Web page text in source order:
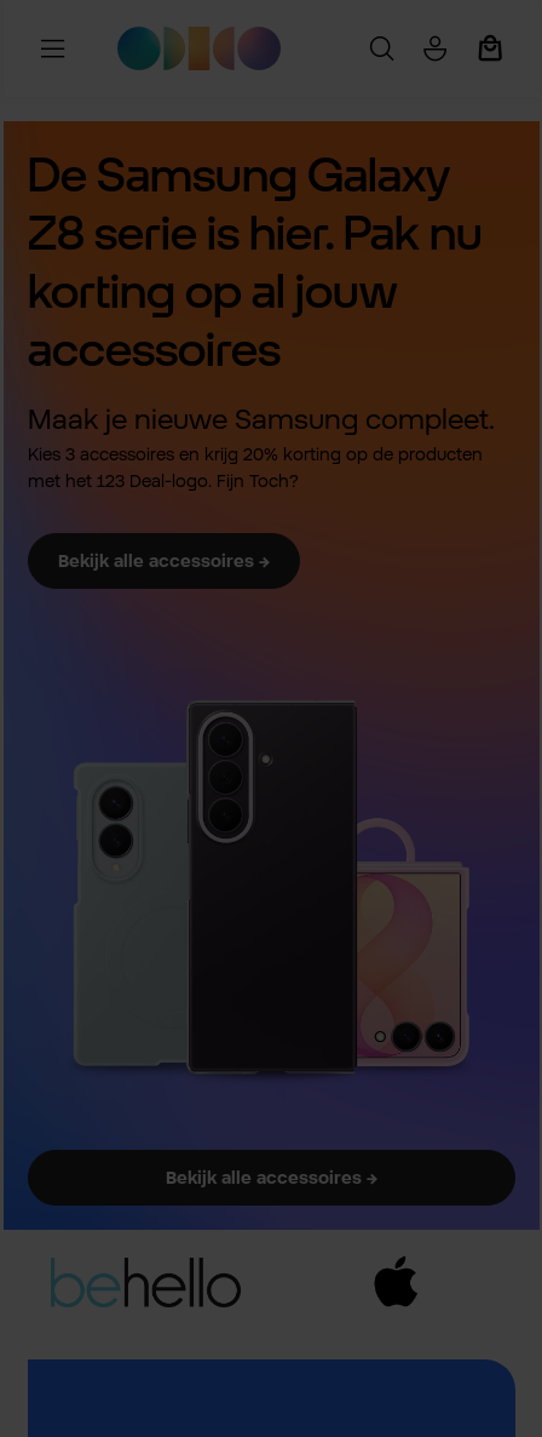
Ga naar de hoofdinhoud
De Samsung Galaxy
Z8 serie is hier. Pak nu
korting op al jouw
accessoires
Maak je nieuwe Samsung compleet.
Kies 3 accessoires en krijg 20% korting op de producten
met het 123 Deal-logo. Fijn Toch?
Bekijk alle accessoires →
Bekijk alle accessoires →